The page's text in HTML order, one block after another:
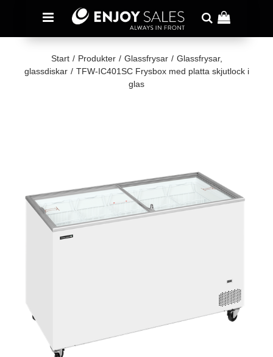
Start / Produkter / Glassfrysar / Glassfrysar,
glassdiskar / TFW-IC401SC Frysbox med platta skjutlock i
glas